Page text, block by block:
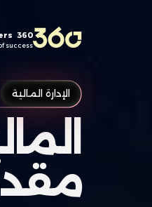
360 Business Partners
success
الإدارة المالية